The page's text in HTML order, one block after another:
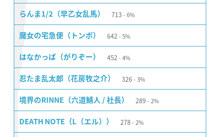
らんま1/2（早乙女乱馬） 713 6%
魔女の宅急便（トンボ） 642 5%
はなかっぱ（がりぞー） 452 4%
忍たま乱太郎（花房牧之介） 326 3%
境界のRINNE（六道鯖人 / 社長） 289 2%
DEATH NOTE（L（エル）） 278 2%